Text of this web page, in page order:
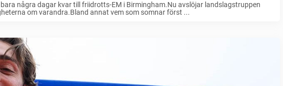
bara några dagar kvar till friidrotts-EM i Birmingham.Nu avslöjar landslagstruppen
om varandra.Bland annat vem som somnar först ...